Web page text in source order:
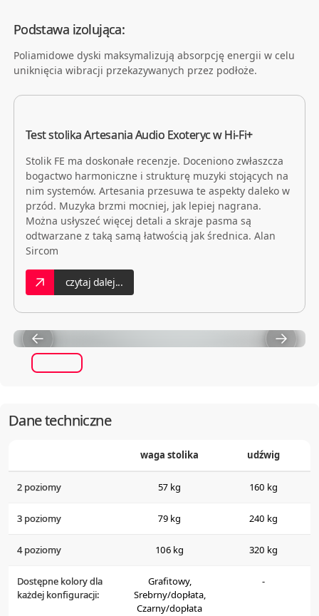
Podstawa izolująca:
Poliamidowe dyski maksymalizują absorpcję energii w celu
uniknięcia wibracji przekazywanych przez podłoże.
Test stolika Artesania Audio Exoteryc w Hi-Fi+
Stolik FE ma doskonałe recenzje. Doceniono zwłaszcza
bogactwo harmoniczne i strukturę muzyki stojących na
nim systemów. Artesania przesuwa te aspekty daleko w
przód. Muzyka brzmi mocniej, jak lepiej nagrana.
Można usłyszeć więcej detali a skraje pasma są
odtwarzane z taką samą łatwością jak średnica. Alan
Sircom
czytaj dalej...
Dane techniczne
waga stolika udźwig
2 poziomy 57 kg 160 kg
3 poziomy 79 kg 240 kg
4 poziomy 106 kg 320 kg
Dostępne kolory dla
każdej konfiguracji:
Grafitowy,
Srebrny/dopłata,
Czarny/dopłata
-